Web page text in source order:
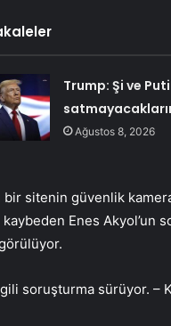
Trump: Şi ve
Ağustos 8, 2026
bir sitenin güvenlik
kaybeden Enes
soruşturma sürüyor. –